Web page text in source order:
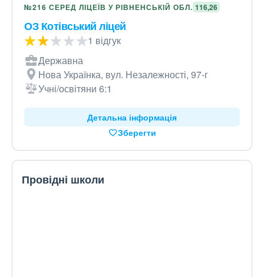
№216 СЕРЕД ЛІЦЕЇВ У РІВНЕНСЬКІЙ ОБЛ. 116,26
ОЗ Котівський ліцей
1 відгук
Державна
Нова Українка, вул. Незалежності, 97-г
Учні/освітяни 6:1
Детальна інформація
Зберегти
Провідні школи